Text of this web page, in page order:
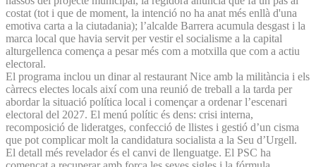
costat (tot i que de moment, la intenció no ha anat més enllà d'una
emotiva carta a la ciutadania); l’alcalde Barrera acumula desgast i la
marca local que havia servit per vestir el socialisme a la capital
alturgellenca comença a pesar més com a motxilla que com a actiu
electoral.
El programa inclou un dinar al restaurant Nice amb la militància i els
càrrecs electes locals així com una reunió de treball a la tarda per
abordar la situació política local i començar a ordenar l’escenari
electoral del 2027. El menú polític és dens: crisi interna,
recomposició de lideratges, confecció de llistes i gestió d’un cisma
que pot complicar molt la candidatura socialista a la Seu d’Urgell.
El detall més revelador és el canvi de llenguatge. El PSC ha